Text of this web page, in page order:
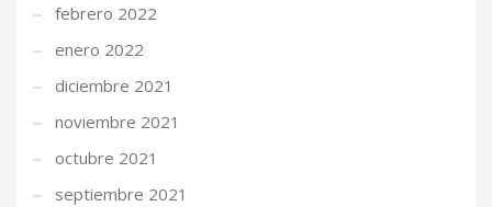
febrero 2022
enero 2022
diciembre 2021
noviembre 2021
octubre 2021
septiembre 2021